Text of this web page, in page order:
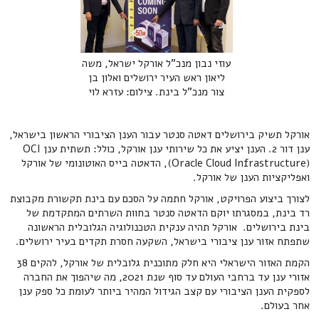
עוזי נבון מנכ"ל אורקל ישראל, משה
ליאון ראש העיר ירושלים ואלון בן
צור מנכ"ל בינת. צילום: עזרא לוי
אורקל תשיק בירושלים דאטה סנטר עבור הענן הציבורי הראשון בישראל,
ענן דור 2. הענן יציע את כל שירותי ענן אורקל, כולל: תשתית ענן OCI
(Oracle Cloud Infrastructure), הדאטה בייס האוטונומי של אורקל
ואפליקציות הענן של אורקל.
לצורך ביצוע הפרויקט, אורקל חתמה על הסכם עם בינת תקשורת מקבוצת
רד בינת, במסגרתו יוקם הדאטה סנטר בחוות השרתים המתקדמת של
בינת בירושלים. אורקל תהיה ענקית הטכנולוגיה הגלובלית הראשונה
שתפתח אזור ענן ציבורי בישראל, השקעה חסרת תקדים בעיר ירושלים.
הקמת האזור הישראלי היא חלק מתוכנית גלובלית של אורקל, להקים 38
אזורי ענן עד ברחבי העולם עד סוף שנת 2021, מה שיהפוך את החברה
לספקית הענן הציבורי עם קצב הגידול המהיר ביותר לעומת כל ספק ענן
אחר בעולם.